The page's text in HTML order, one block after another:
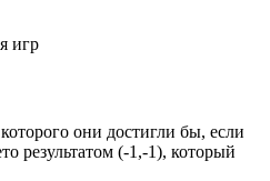
игр
они достигли бы, если
результатом (-1,-1), который